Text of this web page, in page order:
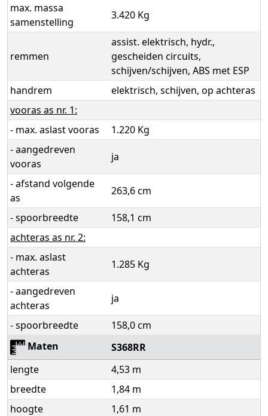
max. massa
samenstelling
3.420 Kg
remmen
assist. elektrisch, hydr.,
gescheiden circuits,
schijven/schijven, ABS met ESP
handrem
elektrisch, schijven, op achteras
vooras as nr. 1:
- max. aslast vooras
1.220 Kg
- aangedreven
vooras
ja
- afstand volgende
as
263,6 cm
- spoorbreedte
158,1 cm
achteras as nr. 2:
- max. aslast
achteras
1.285 Kg
- aangedreven
achteras
ja
- spoorbreedte
158,0 cm
Maten
S368RR
lengte
4,53 m
breedte
1,84 m
hoogte
1,61 m